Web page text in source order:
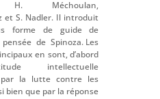
H. Méchoulan,
et S. Nadler. Il introduit
forme de guide de
de Spinoza. Les
en sont, d’abord
intellectuelle
par la lutte contre les
bien que par la réponse